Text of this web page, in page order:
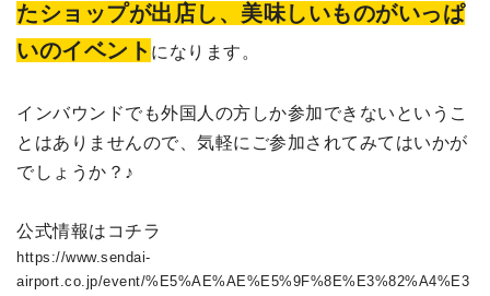
たショップが出店し、美味しいものがいっぱ
いのイベント になります。
インバウンドでも外国人の方しか参加できないというこ
とはありませんので、気軽にご参加されてみてはいかが
でしょうか？♪
公式情報はコチラ
https://www.sendai-
airport.co.jp/event/%E5%AE%AE%E5%9F%8E%E3%82%A4%E3